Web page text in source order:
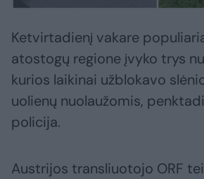
Ketvirtadienį vakare
atostogų regione įvyko trys
kurios laikinai užblokavo
uolienų nuolaužomis,
policija.
Austrijos transliuotojo ORF